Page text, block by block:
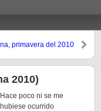
primavera del 2010
2010)
Hace poco ni se me
hubiese ocurrido